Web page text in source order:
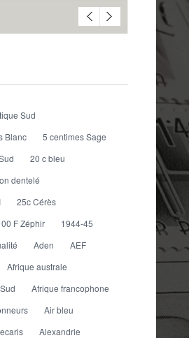
Sud
Blanc
5 centimes Sage
20 c bleu
dentelé
25c Cérès
F Zéphir
1944-45
Aden
AEF
Afrique australe
Afrique francophone
Air bleu
Alexandrie